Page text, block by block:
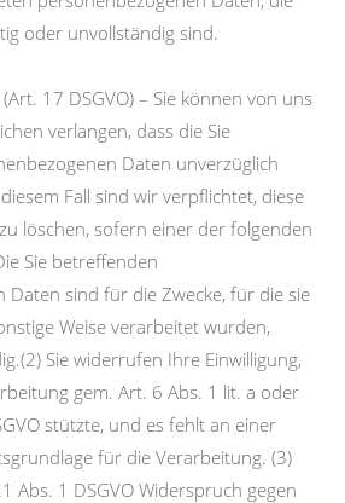
oder unvollständig sind.
17 DSGVO) – Sie können von uns
verlangen, dass die Sie
Daten unverzüglich
Fall sind wir verpflichtet, diese
löschen, sofern einer der folgenden
Sie betreffenden
Daten sind für die Zwecke, für die sie
Weise verarbeitet wurden,
Sie widerrufen Ihre Einwilligung,
gem. Art. 6 Abs. 1 lit. a oder
stützte, und es fehlt an einer
für die Verarbeitung. (3)
Abs. 1 DSGVO Widerspruch gegen